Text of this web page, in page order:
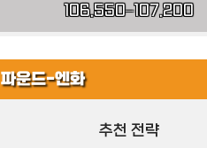
106.550–107.200
파운드-엔화
추천 전략